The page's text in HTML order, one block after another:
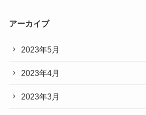
アーカイブ
2023年5月
2023年4月
2023年3月